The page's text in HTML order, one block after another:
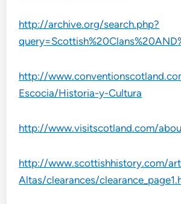
http://archive.org/search.php?
http://
Escocia/Historia-y-Cultura
http://www.visitscotland.com/
http://www.scottishhistory.com/
Altas/clearances/